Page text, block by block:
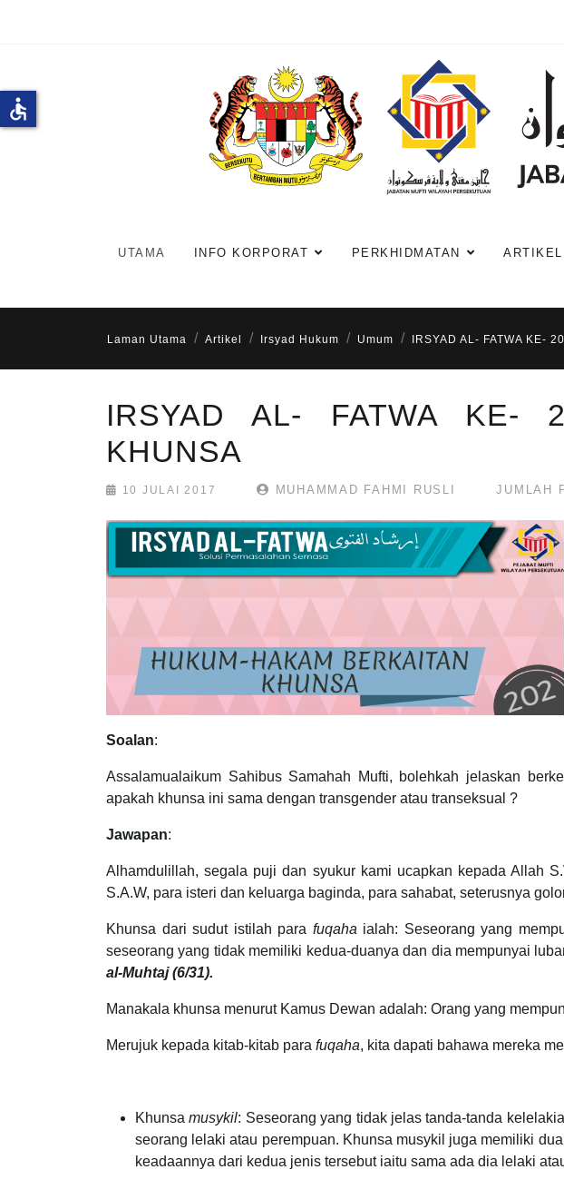
UTAMA INFO KORPORAT PERKHIDMATAN ARTIKEL
Laman Utama Artikel Irsyad Hukum Umum IRSYAD AL- FATWA KE-
IRSYAD AL- FATWA KE-
KHUNSA
10 JULAI 2017 MUHAMMAD FAHMI RUSLI JUMLAH
Soalan:
Assalamualaikum Sahibus Samahah Mufti, bolehkah jelaskan
apakah khunsa ini sama dengan transgender atau transeksual ?
Jawapan:
Alhamdulillah, segala puji dan syukur kami ucapkan kepada Allah
S.A.W, para isteri dan keluarga baginda, para sahabat, seterusnya
Khunsa dari sudut istilah para fuqaha ialah: Seseorang yang
seseorang yang tidak memiliki kedua-duanya dan dia mempunyai
al-Muhtaj (6/31).
Manakala khunsa menurut Kamus Dewan adalah: Orang yang
Merujuk kepada kitab-kitab para fuqaha, kita dapati bahawa mereka
Khunsamusykil: Seseorang yang tidak jelas tanda-tanda
seorang lelaki atau perempuan. Khunsa musykil juga memiliki
keadaannya dari kedua jenis tersebut iaitu sama ada dia lelaki
accessible